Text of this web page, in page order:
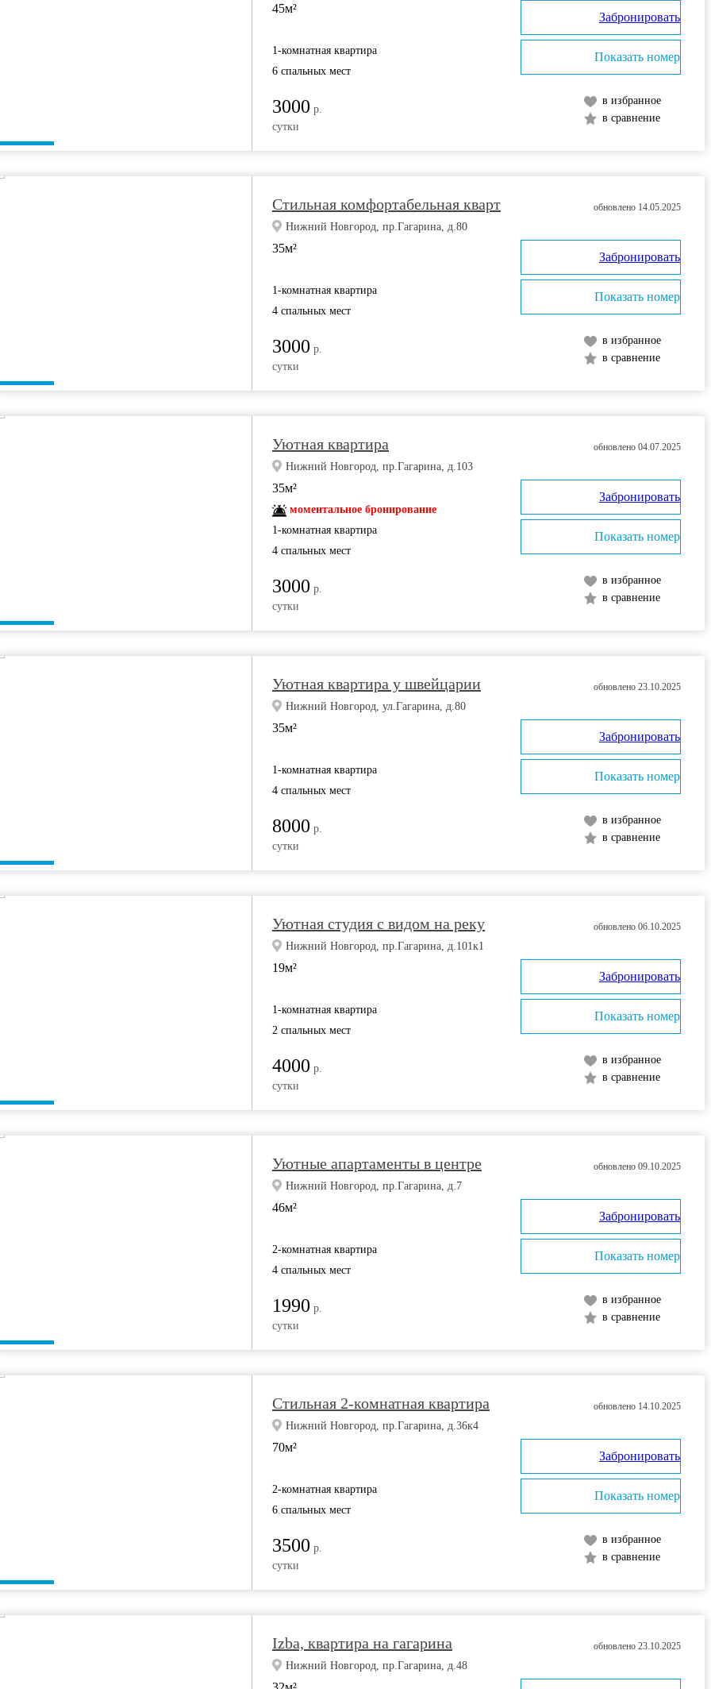
45м²
1-комнатная квартира
6 спальных мест
3000 р.
сутки
в избранное
в сравнение
Забронировать
Показать номер
Стильная комфортабельная кварт
Нижний Новгород, пр.Гагарина, д.80
35м²
1-комнатная квартира
4 спальных мест
3000 р.
сутки
обновлено 14.05.2025
в избранное
в сравнение
Забронировать
Показать номер
Уютная квартира
Нижний Новгород, пр.Гагарина, д.103
35м²
моментальное бронирование
1-комнатная квартира
4 спальных мест
3000 р.
сутки
обновлено 04.07.2025
в избранное
в сравнение
Забронировать
Показать номер
Уютная квартира у швейцарии
Нижний Новгород, ул.Гагарина, д.80
35м²
1-комнатная квартира
4 спальных мест
8000 р.
сутки
обновлено 23.10.2025
в избранное
в сравнение
Забронировать
Показать номер
Уютная студия с видом на реку
Нижний Новгород, пр.Гагарина, д.101к1
19м²
1-комнатная квартира
2 спальных мест
4000 р.
сутки
обновлено 06.10.2025
в избранное
в сравнение
Забронировать
Показать номер
Уютные апартаменты в центре
Нижний Новгород, пр.Гагарина, д.7
46м²
2-комнатная квартира
4 спальных мест
1990 р.
сутки
обновлено 09.10.2025
в избранное
в сравнение
Забронировать
Показать номер
Стильная 2-комнатная квартира
Нижний Новгород, пр.Гагарина, д.36к4
70м²
2-комнатная квартира
6 спальных мест
3500 р.
сутки
обновлено 14.10.2025
в избранное
в сравнение
Забронировать
Показать номер
Izba, квартира на гагарина
Нижний Новгород, пр.Гагарина, д.48
обновлено 23.10.2025